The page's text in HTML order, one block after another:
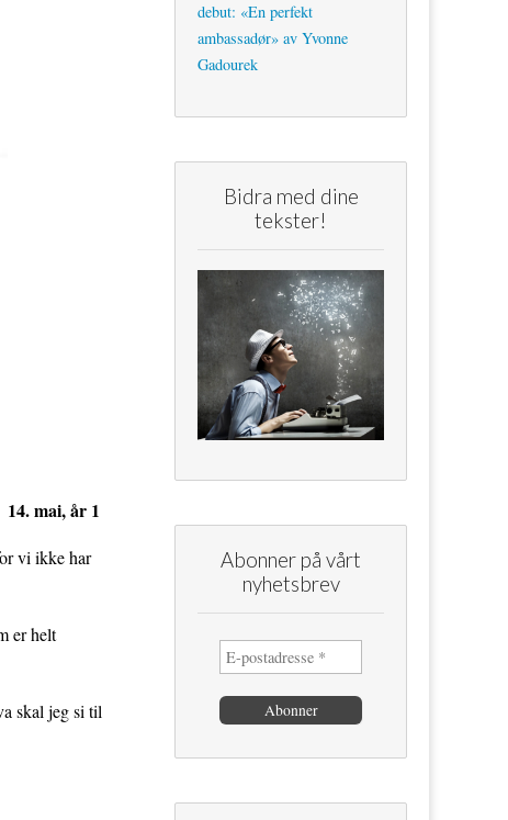
14. mai, år 1
vi ikke har
er helt
skal jeg si til
debut: «En perfekt
ambassadør» av Yvonne
Gadourek
Bidra med dine
tekster!
Abonner på vårt
nyhetsbrev